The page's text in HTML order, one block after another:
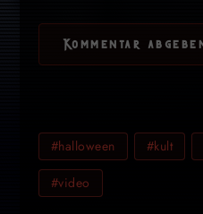
#halloween #kult
#video